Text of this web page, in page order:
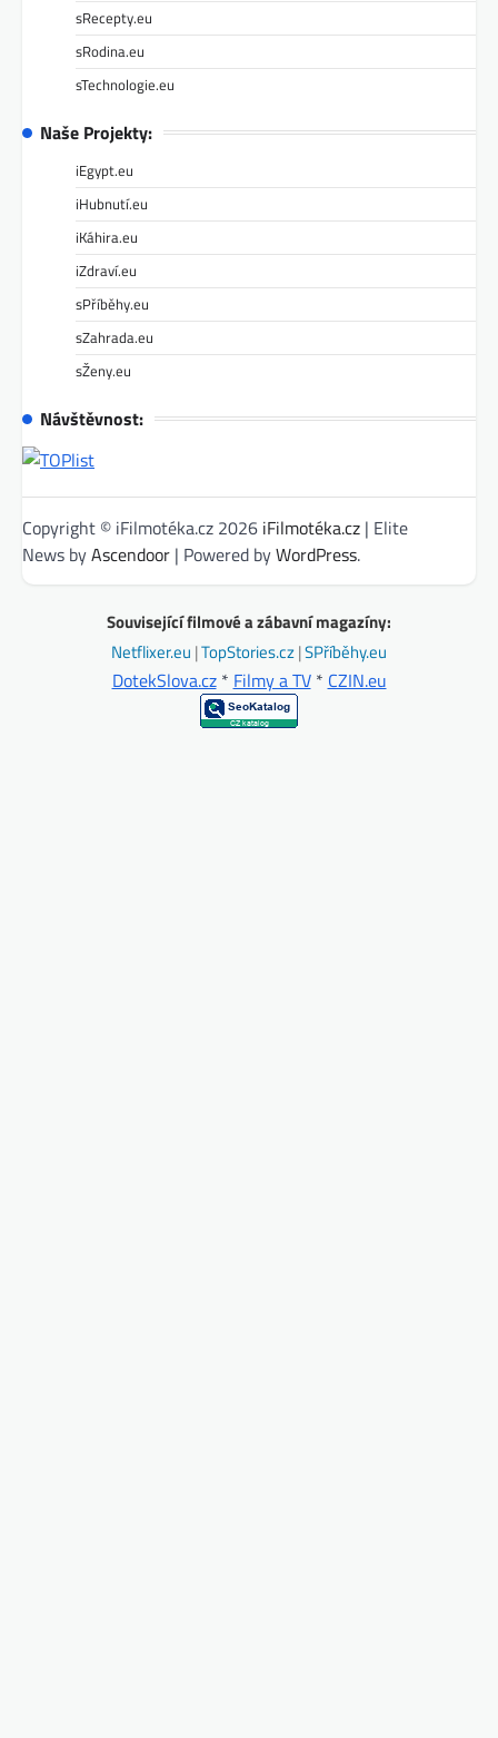
sRecepty.eu
sRodina.eu
sTechnologie.eu
Naše Projekty:
iEgypt.eu
iHubnutí.eu
iKáhira.eu
iZdraví.eu
sPříběhy.eu
sZahrada.eu
sŽeny.eu
Návštěvnost:
Copyright © iFilmotéka.cz 2026 iFilmotéka.cz | Elite
News byAscendoor | Powered byWordPress.
Související filmové a zábavní magazíny:
Netflixer.eu |TopStories.cz|SPříběhy.eu
DotekSlova.cz* Filmy a TV* CZIN.eu